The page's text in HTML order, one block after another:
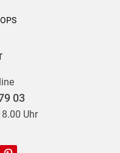
03
Uhr